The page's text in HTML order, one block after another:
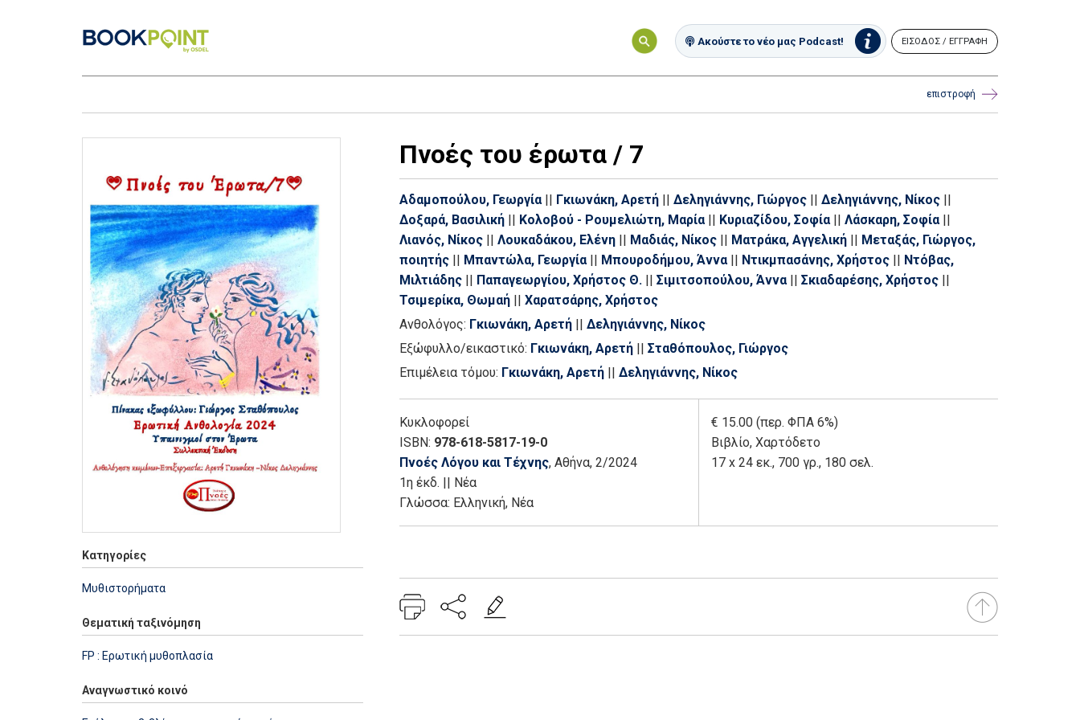
Ακούστε το νέο μας Podcast! ΕΙΣΟΔΟΣ / ΕΓΓΡΑΦΗ
επιστροφή
Κατηγορίες
Μυθιστορήματα
Θεματική ταξινόμηση
FP : Ερωτική μυθοπλασία
Αναγνωστικό κοινό
Πνοές του έρωτα / 7
Αδαμοπούλου, Γεωργία || Γκιωνάκη, Αρετή || Δεληγιάννης, Γιώργος || Δεληγιάννης, Νίκος ||
Δοξαρά, Βασιλική || Κολοβού - Ρουμελιώτη, Μαρία || Κυριαζίδου, Σοφία || Λάσκαρη, Σοφία ||
Λιανός, Νίκος || Λουκαδάκου, Ελένη || Μαδιάς, Νίκος || Ματράκα, Αγγελική || Μεταξάς, Γιώργος,
ποιητής || Μπαντώλα, Γεωργία || Μπουροδήμου, Άννα || Ντικμπασάνης, Χρήστος || Ντόβας,
Μιλτιάδης || Παπαγεωργίου, Χρήστος Θ. || Σιμιτσοπούλου, Άννα || Σκιαδαρέσης, Χρήστος ||
Τσιμερίκα, Θωμαή || Χαρατσάρης, Χρήστος
Ανθολόγος: Γκιωνάκη, Αρετή || Δεληγιάννης, Νίκος
Εξώφυλλο/εικαστικό: Γκιωνάκη, Αρετή || Σταθόπουλος, Γιώργος
Επιμέλεια τόμου: Γκιωνάκη, Αρετή || Δεληγιάννης, Νίκος
Κυκλοφορεί
ISBN: 978-618-5817-19-0
Πνοές Λόγου και Τέχνης, Αθήνα, 2/2024
1η έκδ. || Νέα
Γλώσσα: Ελληνική, Νέα
€ 15.00 (περ. ΦΠΑ 6%)
Βιβλίο, Χαρτόδετο
17 x 24 εκ., 700 γρ., 180 σελ.